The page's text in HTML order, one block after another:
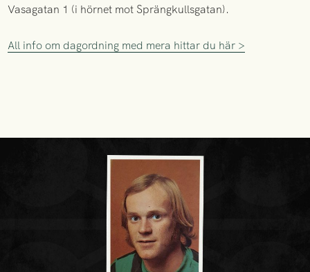
Vasagatan 1 (i hörnet mot Sprängkullsgatan).
All info om dagordning med mera hittar du här >